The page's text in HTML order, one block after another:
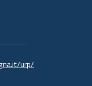
urp/